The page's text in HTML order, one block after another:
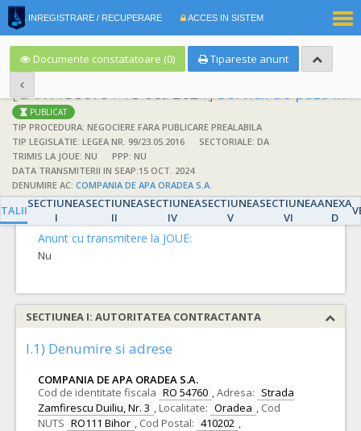
INREGISTRARE / RECUPERARE ACCES IN SISTEM
Documente constatatoare (0) Tipareste anunt
[CAN1135079 / 15 oct. 2024]Servicii de paza si ordine
PUBLICAT
TIP PROCEDURA: NEGOCIERE FARA PUBLICARE PREALABILA
TIP LEGISLATIE: LEGEA NR. 99/23.05.2016
SECTORIALE: DA
TRIMIS LA JOUE: NU
PPP: NU
DATA TRANSMITERII IN SEAP:15 OCT. 2024
DENUMIRE AC: COMPANIA DE APA ORADEA S.A.
SECTIUNEA
I
SECTIUNEA
II
SECTIUNEA
IV
SECTIUNEA
V
SECTIUNEA
VI
ANEXA
D
DETALII
Detalii
Anunt cu transmitere la JOUE:
Nu
SECTIUNEA I: AUTORITATEA CONTRACTANTA
I.1) Denumire si adrese
COMPANIA DE APA ORADEA S.A.
Cod de identitate fiscala RO 54760 ,Adresa: Strada
Zamfirescu Duiliu, Nr. 3 , Localitate: Oradea , Cod
NUTS RO111 Bihor , Cod Postal: 410202 ,